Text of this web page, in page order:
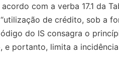
com a verba 17.1 da
de crédito, sob a
do IS consagra o
portanto, limita a